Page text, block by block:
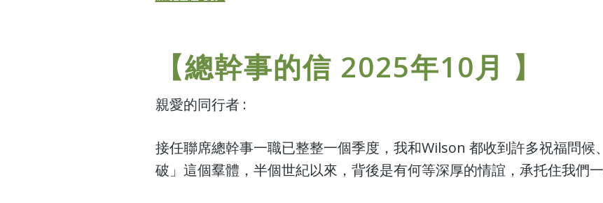
【總幹事的信 2025年10月 】
親愛的同行者 :
接任聯席總幹事一職已整整一個季度，我和Wilson 都收到許多祝福問候
破」這個羣體，半個世紀以來，背後是有何等深厚的情誼，承托住我們一